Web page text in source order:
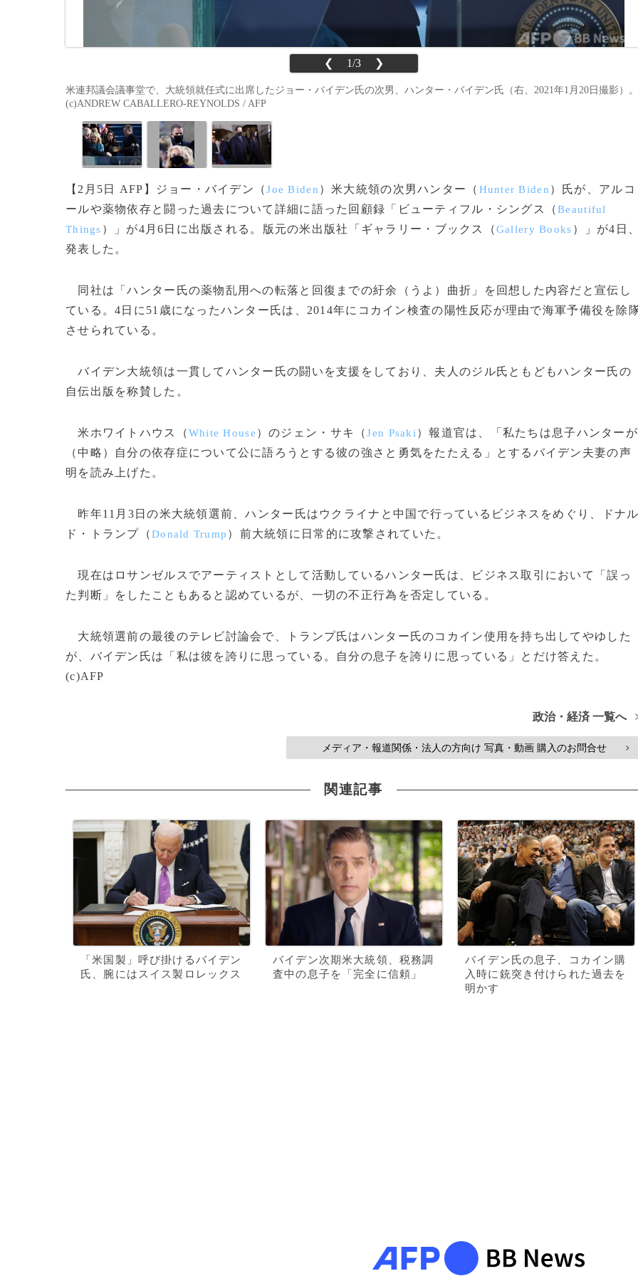
❮ 1/3 ❯
米連邦議会議事堂で、大統領就任式に出席したジョー・バイデン氏の次男、ハンター・バイデン氏（右、2021年1月20日撮影）。
(c)ANDREW CABALLERO-REYNOLDS / AFP
【2月5日 AFP】ジョー・バイデン（Joe Biden ）米大統領の次男ハンター（ Hunter Biden ）氏が、アルコ
ールや薬物依存と闘った過去について詳細に語った回顧録「ビューティフル・シングス（Beautiful
Things ）」が4月6日に出版される。版元の米出版社「ギャラリー・ブックス（Gallery Books ）」が4日
発表した。
同社は「ハンター氏の薬物乱用への転落と回復までの紆余（うよ）曲折」を回想した内容だと宣伝し
ている。4日に51歳になったハンター氏は、2014年にコカイン検査の陽性反応が理由で海軍予備役を除
させられている。
バイデン大統領は一貫してハンター氏の闘いを支援をしており、夫人のジル氏ともどもハンター氏の
自伝出版を称賛した。
米ホワイトハウス（White House ）のジェン・サキ（Jen Psaki ）報道官は、「私たちは息子ハンターが
（中略）自分の依存症について公に語ろうとする彼の強さと勇気をたたえる」とするバイデン夫妻の声
明を読み上げた。
昨年11月3日の米大統領選前、ハンター氏はウクライナと中国で行っているビジネスをめぐり、ドナ
ド・トランプ（Donald Trump ）前大統領に日常的に攻撃されていた。
現在はロサンゼルスでアーティストとして活動しているハンター氏は、ビジネス取引において「誤っ
た判断」をしたこともあると認めているが、一切の不正行為を否定している。
大統領選前の最後のテレビ討論会で、トランプ氏はハンター氏のコカイン使用を持ち出してやゆした
が、バイデン氏は「私は彼を誇りに思っている。自分の息子を誇りに思っている」とだけ答えた。
(c)AFP
政治・経済 一覧へ
メディア・報道関係・法人の方向け 写真・動画 購入のお問合せ >
関連記事
「米国製」呼び掛けるバイデン
氏、腕にはスイス製ロレックス
バイデン次期米大統領、税務調
査中の息子を「完全に信頼」
バイデン氏の息子、コカイン購
入時に銃突き付けられた過去を
明かす